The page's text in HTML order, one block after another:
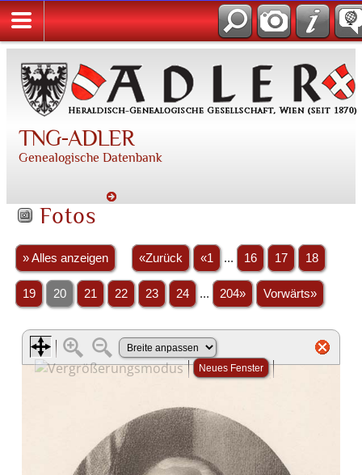
TNG-ADLER
Genealogische Datenbank
Fotos
» Alles anzeigen «Zurück «1 ... 16 17 18
19 20 21 22 23 24 ... 204» Vorwärts»